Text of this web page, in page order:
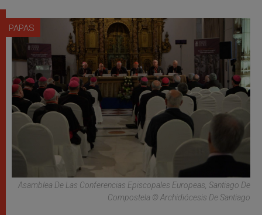
PAPAS
Asamblea De Las Conferencias Episcopales Europeas, Santiago De
Compostela © Archidiócesis De Santiago